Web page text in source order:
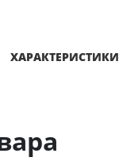
ХАРАКТЕРИСТИКИ